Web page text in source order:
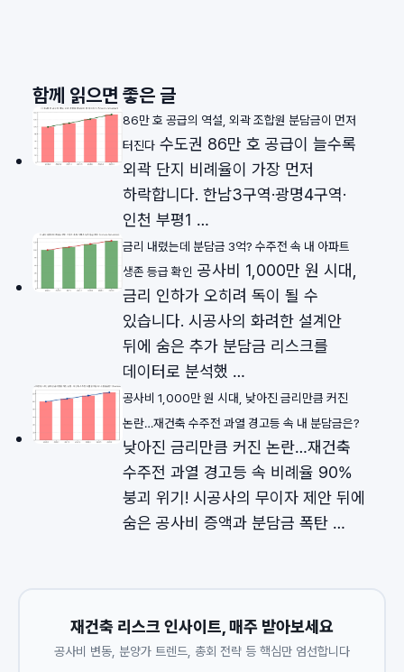
함께 읽으면 좋은 글
86만 호 공급의 역설, 외곽 조합원 분담금이 먼저
터진다 수도권 86만 호 공급이 늘수록
외곽 단지 비례율이 가장 먼저
하락합니다. 한남3구역·광명4구역·
인천 부평1 …
금리 내렸는데 분담금 3억? 수주전 속 내 아파트
생존 등급 확인 공사비 1,000만 원 시대,
금리 인하가 오히려 독이 될 수
있습니다. 시공사의 화려한 설계안
뒤에 숨은 추가 분담금 리스크를
데이터로 분석했 …
공사비 1,000만 원 시대, 낮아진 금리만큼 커진
논란…재건축 수주전 과열 경고등 속 내 분담금은?
낮아진 금리만큼 커진 논란…재건축
수주전 과열 경고등 속 비례율 90%
붕괴 위기! 시공사의 무이자 제안 뒤에
숨은 공사비 증액과 분담금 폭탄 …
재건축 리스크 인사이트, 매주 받아보세요
공사비 변동, 분양가 트렌드, 총회 전략 등 핵심만 엄선합니다